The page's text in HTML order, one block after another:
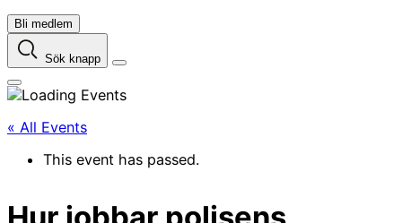
Bli medlem
Sök knapp
« All Events
This event has passed.